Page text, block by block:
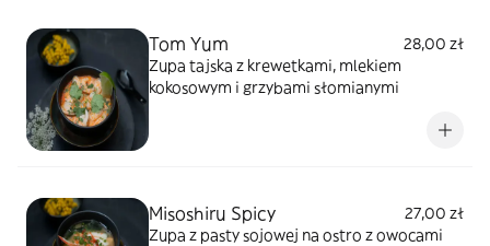
Tom Yum
28,00 zł
Zupa tajska z krewetkami, mlekiem
kokosowym i grzybami słomianymi
Misoshiru Spicy
27,00 zł
Zupa z pasty sojowej na ostro z owocami